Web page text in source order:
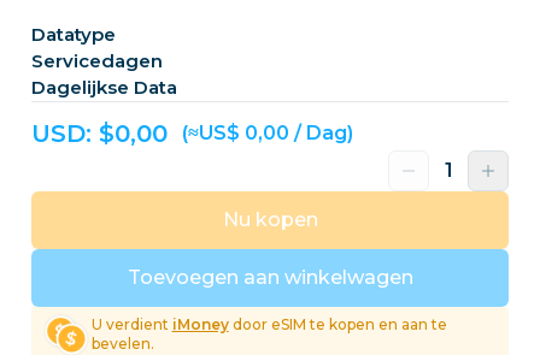
Datatype
Servicedagen
Dagelijkse Data
USD: $0,00 (≈US$ 0,00 / Dag)
Toevoegen aan winkelwagen
Nu kopen
U verdient iMoneydoor eSIM te kopen en aan te
bevelen.